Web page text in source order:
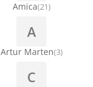
Amica(21)
A
Artur Marten(3)
C